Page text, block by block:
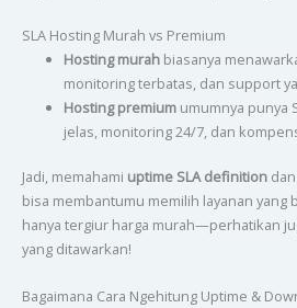
SLA Hosting Murah vs Premium
Hosting murahbiasanya
monitoring terbatas, dan support
Hosting premiumumumnya punya
jelas, monitoring 24/7, dan
Jadi, memahami uptime SLA definitiondan
bisa membantumu memilih layanan yang
hanya tergiur harga murah—perhatikan
yang ditawarkan!
Bagaimana Cara Ngehitung Uptime &